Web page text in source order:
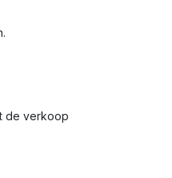
de verkoop